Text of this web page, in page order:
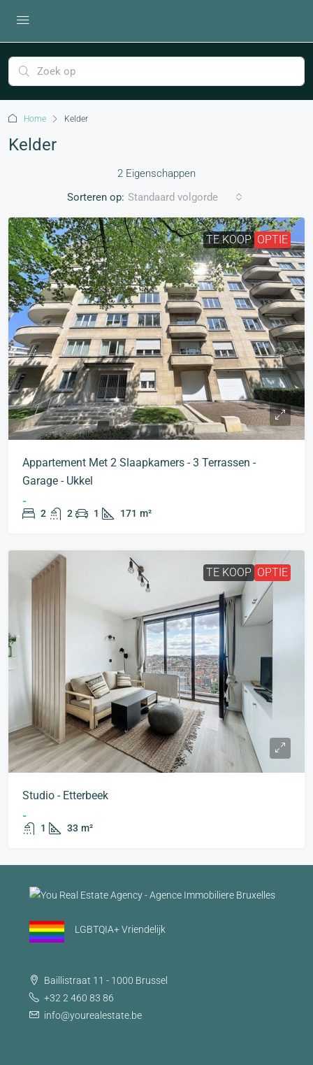
Home Kelder
Kelder
2 Eigenschappen
Sorteren op: Standaard volgorde
TE KOOP OPTIE
Appartement Met 2 Slaapkamers - 3 Terrassen -
Garage - Ukkel
-
2 2 1 171 m²
TE KOOP OPTIE
Studio - Etterbeek
-
1 33 m²
LGBTQIA+ Vriendelijk
Baillistraat 11 - 1000 Brussel
+32 2 460 83 86
info@yourealestate.be